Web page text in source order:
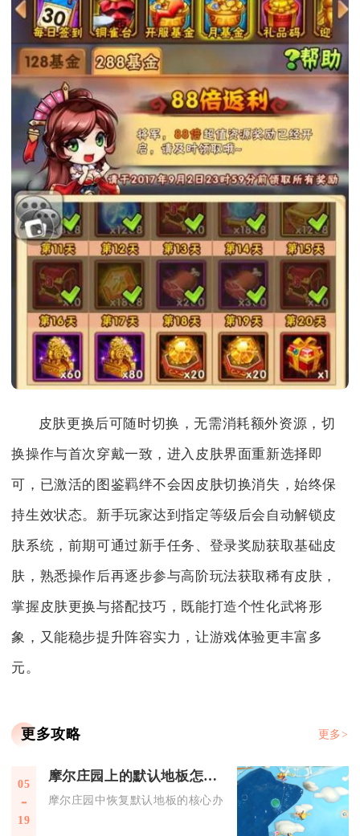
皮肤更换后可随时切换，无需消耗额外资源，切
换操作与首次穿戴一致，进入皮肤界面重新选择即
可，已激活的图鉴羁绊不会因皮肤切换消失，始终保
持生效状态。新手玩家达到指定等级后会自动解锁皮
肤系统，前期可通过新手任务、登录奖励获取基础皮
肤，熟悉操作后再逐步参与高阶玩法获取稀有皮肤，
掌握皮肤更换与搭配技巧，既能打造个性化武将形
象，又能稳步提升阵容实力，让游戏体验更丰富多
元。
更多攻略 更多>
05
19
摩尔庄园上的默认地板怎么处理
摩尔庄园中恢复默认地板的核心办法，是通过家园编辑功能